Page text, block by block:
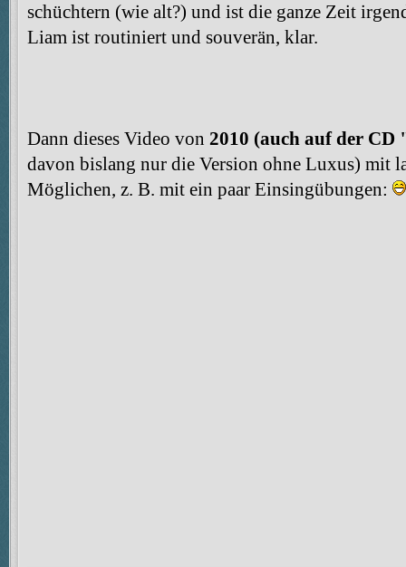
schüchtern (wie alt?) und ist die ganze Zeit
Liam ist routiniert und souverän, klar.
Dann dieses Video von 2010 (auch auf der CD
davon bislang nur die Version ohne Luxus) mit
Möglichen, z. B. mit ein paar Einsingübungen: